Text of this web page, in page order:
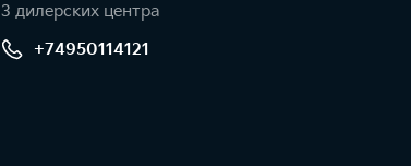
3 дилерских центра
+74950114121